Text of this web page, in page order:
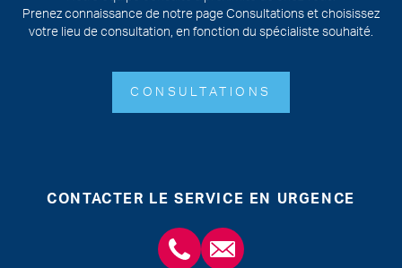
Prenez connaissance de notre page Consultations et choisissez
votre lieu de consultation, en fonction du spécialiste souhaité.
CONSULTATIONS
CONTACTER LE SERVICE EN URGENCE